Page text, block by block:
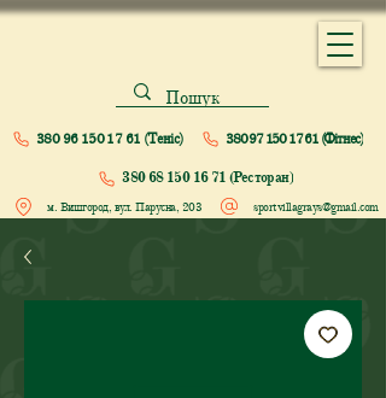
380 96 150 17 61 (Теніс)
sportvillagrays@gmail.com
380 97 150 17 61 (Фітнес)
м. Вишгород, вул. Парусна, 203
380 68 150 16 71 (Ресторан)